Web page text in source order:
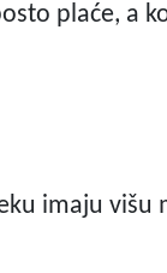
plaće, a
imaju višu